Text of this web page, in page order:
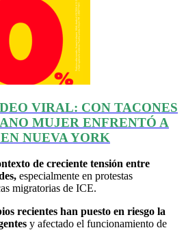
VIRAL: CON TACONES
MUJER ENFRENTÓ A
NUEVA YORK
de creciente tensión entre
especialmente en protestas
migratorias de ICE.
recientes han puesto en riesgo la
y afectado el funcionamiento de